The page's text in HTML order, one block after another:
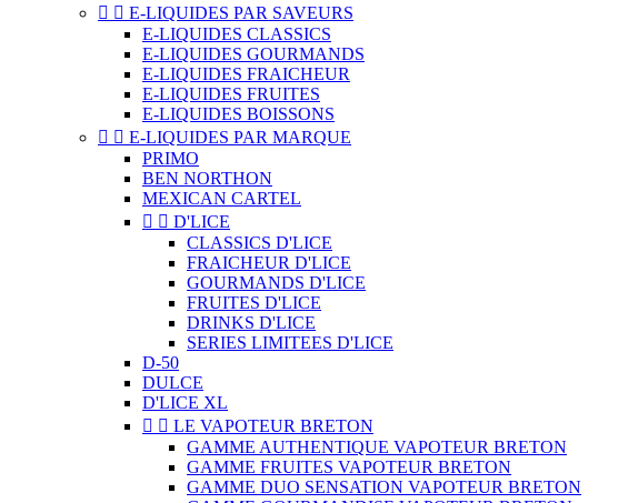
  E-LIQUIDES PAR SAVEURS
E-LIQUIDES CLASSICS
E-LIQUIDES GOURMANDS
E-LIQUIDES FRAICHEUR
E-LIQUIDES FRUITES
E-LIQUIDES BOISSONS
  E-LIQUIDES PAR MARQUE
PRIMO
BEN NORTHON
MEXICAN CARTEL
  D'LICE
CLASSICS D'LICE
FRAICHEUR D'LICE
GOURMANDS D'LICE
FRUITES D'LICE
DRINKS D'LICE
SERIES LIMITEES D'LICE
D-50
DULCE
D'LICE XL
  LE VAPOTEUR BRETON
GAMME AUTHENTIQUE VAPOTEUR BRETON
GAMME FRUITES VAPOTEUR BRETON
GAMME DUO SENSATION VAPOTEUR BRETON